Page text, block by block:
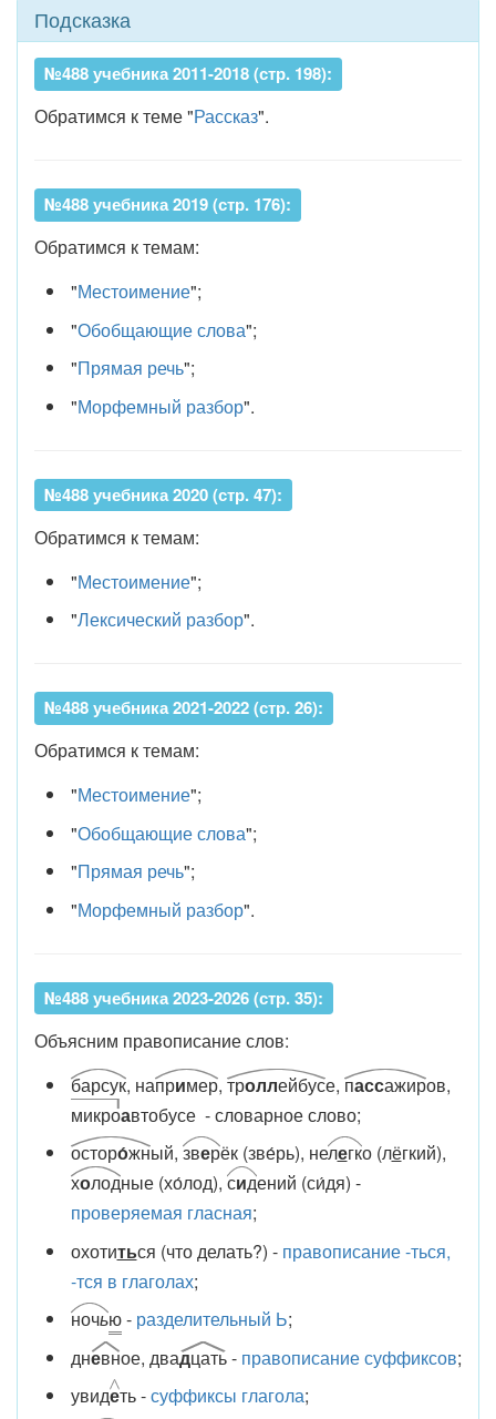
Подсказка
№488 учебника 2011-2018 (стр. 198):
Обратимся к теме "Рассказ".
№488 учебника 2019 (стр. 176):
Обратимся к темам:
"Местоимение";
"Обобщающие слова";
"Прямая речь";
"Морфемный разбор".
№488 учебника 2020 (стр. 47):
Обратимся к темам:
"Местоимение";
"Лексический разбор".
№488 учебника 2021-2022 (стр. 26):
Обратимся к темам:
"Местоимение";
"Обобщающие слова";
"Прямая речь";
"Морфемный разбор".
№488 учебника 2023-2026 (стр. 35):
Объясним правописание слов:
барсук, например, троллейбусе, пассажиров,
микроавтобусе - словарное слово;
осторо́жный, зверёк (зве́рь), нелегко (лёгкий),
холодные (хо́лод), сидений (си́дя) -
проверяемая гласная;
охотиться (что делать?) - правописание -ться,
-тся в глаголах;
ночью-разделительный Ь;
дневное, двадцать- правописание суффиксов;
увидеть -суффиксы глагола;